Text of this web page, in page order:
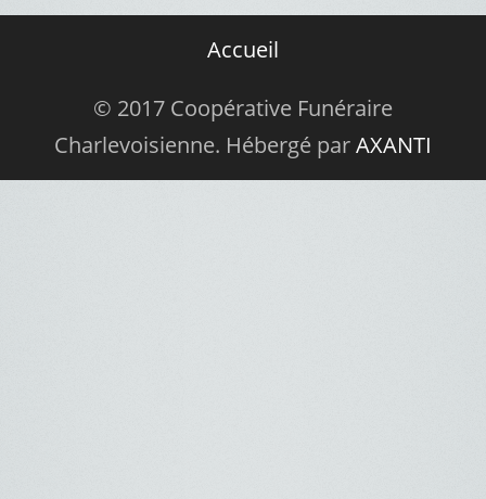
Accueil
© 2017 Coopérative Funéraire
Charlevoisienne. Hébergé parAXANTI